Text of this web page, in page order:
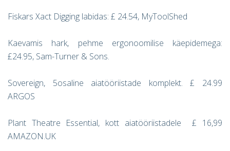
Fiskars Xact Digging labidas: £ 24.54, MyToolShed
Kaevamis hark, pehme ergonoomilise käepidemega:
£24.95, Sam-Turner & Sons.
Sovereign, 5osaline aiatööriistade komplekt. £ 24.99
ARGOS
Plant Theatre Essential, kott aiatööriistadele £ 16,99
AMAZON.UK